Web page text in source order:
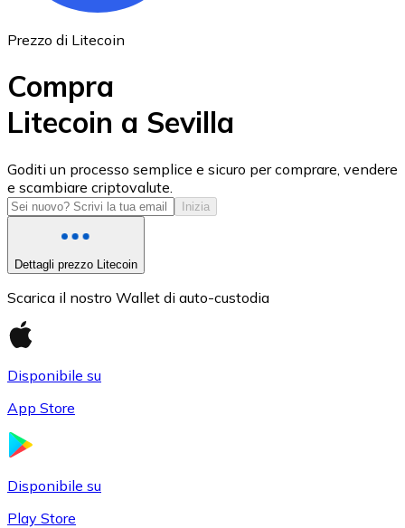
USD Coin
USDC
Prezzo di Litecoin
Compra
Litecoin a Sevilla
Goditi un processo semplice e sicuro per comprare, vendere
e scambiare criptovalute.
Inizia
Dettagli prezzo Litecoin
Scarica il nostro Wallet di auto-custodia
Disponibile su
App Store
Disponibile su
Play Store